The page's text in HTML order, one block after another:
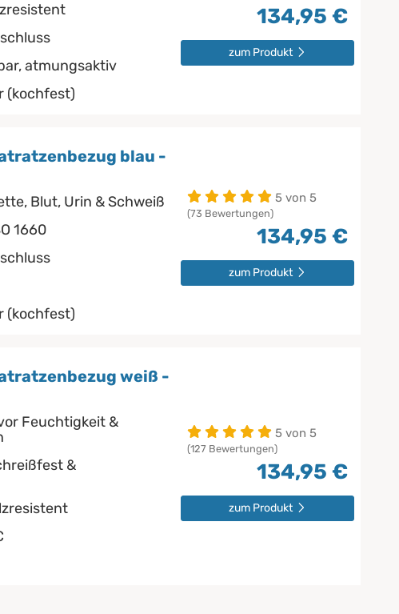
atmungsaktiv
(kochfest)
134,95 €
zum Produkt
blau -
Blut, Urin & Schweiß
1660
(kochfest)
5 von 5
(73 Bewertungen)
134,95 €
zum Produkt
weiß -
Feuchtigkeit &
&
5 von 5
(127 Bewertungen)
134,95 €
zum Produkt